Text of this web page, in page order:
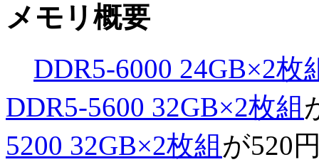
メモリ概要
DDR5-6000 24GB×2枚
DDR5-5600 32GB×2枚組
5200 32GB×2枚組が520